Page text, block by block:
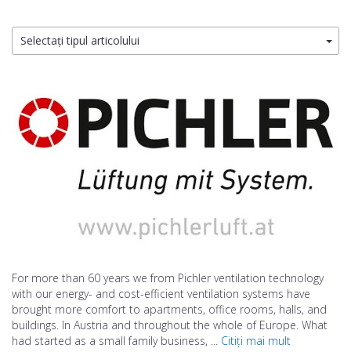
Selectați tipul articolului
For more than 60 years we from Pichler ventilation technology
with our energy- and cost-efficient ventilation systems have
brought more comfort to apartments, office rooms, halls, and
buildings. In Austria and throughout the whole of Europe. What
had started as a small family business, ... Citiți mai mult